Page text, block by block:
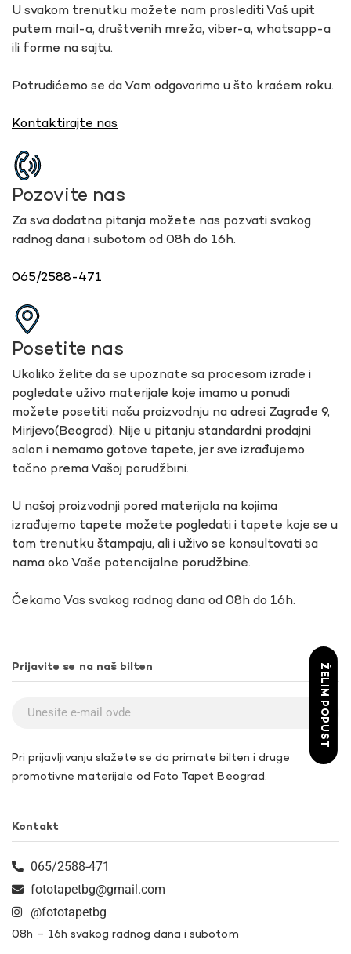
U svakom trenutku možete nam proslediti Vaš upit
putem mail-a, društvenih mreža, viber-a, whatsapp-a
ili forme na sajtu.
Potrudićemo se da Vam odgovorimo u što kraćem roku.
Kontaktirajte nas
Pozovite nas
Za sva dodatna pitanja možete nas pozvati svakog
radnog dana i subotom od 08h do 16h.
065/2588-471
Posetite nas
Ukoliko želite da se upoznate sa procesom izrade i
pogledate uživo materijale koje imamo u ponudi
možete posetiti našu proizvodnju na adresi Zagrađe 9,
Mirijevo(Beograd). Nije u pitanju standardni prodajni
salon i nemamo gotove tapete, jer sve izrađujemo
tačno prema Vašoj porudžbini.
U našoj proizvodnji pored materijala na kojima
izrađujemo tapete možete pogledati i tapete koje se u
tom trenutku štampaju, ali i uživo se konsultovati sa
nama oko Vaše potencijalne porudžbine.
Čekamo Vas svakog radnog dana od 08h do 16h.
Prijavite se na naš bilten
Pri prijavljivanju slažete se da primate bilten i druge
promotivne materijale od Foto Tapet Beograd.
Kontakt
065/2588-471
fototapetbg@gmail.com
@fototapetbg
08h – 16h svakog radnog dana i subotom
ŽELIM POPUST